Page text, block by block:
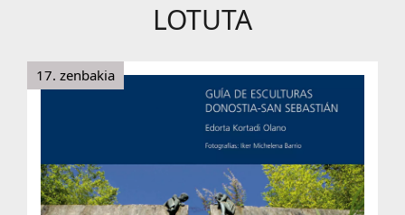
LOTUTA
17. zenbakia